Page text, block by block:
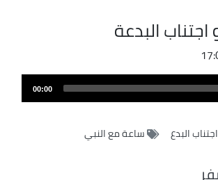
البدعة
00:00
اجتناب البدع ساعة مع النبي